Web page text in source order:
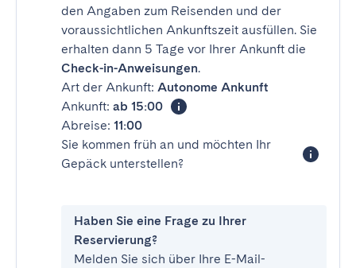
den Angaben zum Reisenden und der
voraussichtlichen Ankunftszeit ausfüllen. Sie
erhalten dann 5 Tage vor Ihrer Ankunft die
Check-in-Anweisungen.
Art der Ankunft: Autonome Ankunft
Ankunft: ab 15:00
Abreise: 11:00
Sie kommen früh an und möchten Ihr
Gepäck unterstellen?
Haben Sie eine Frage zu Ihrer
Reservierung?
Melden Sie sich über Ihre E-Mail-